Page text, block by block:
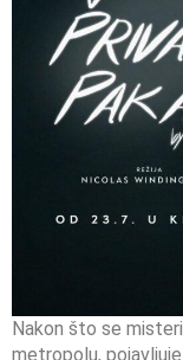
Nakon što se
metropolu,